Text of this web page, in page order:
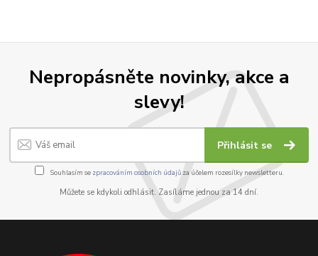
Nepropásněte novinky, akce a
slevy!
Přihlásit se
Souhlasím se zpracováním osobních údajůza účelem rozesílky newsletteru.
Můžete se kdykoli odhlásit. Zasíláme jednou za 14 dní.